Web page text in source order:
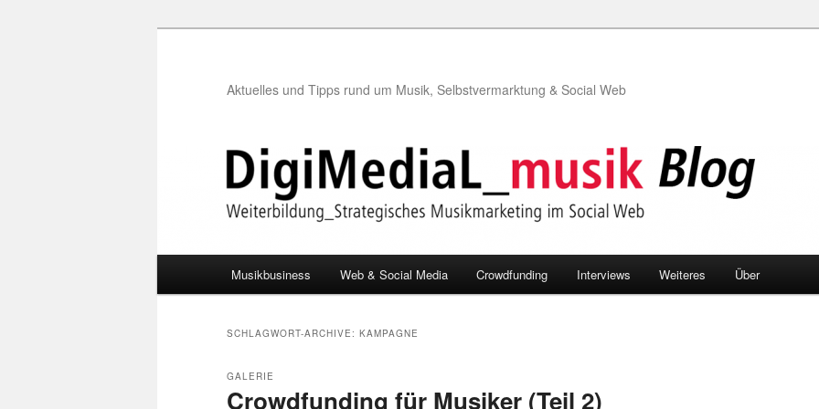
Aktuelles und Tipps rund um Musik, Selbstvermarktung & Social Web
Zum
Zum
Musikbusiness Web & Social Media Crowdfunding Interviews Weiteres Über
SCHLAGWORT-ARCHIVE: KAMPAGNE
Crowdfunding für Musiker (Teil 2)
GALERIE